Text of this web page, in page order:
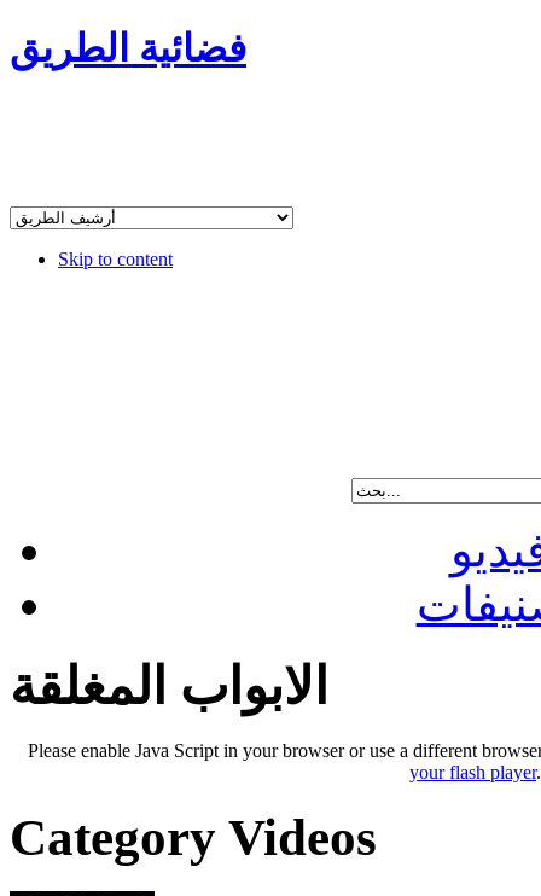
فضائية الطريق
Skip to content
الابواب المغلقة
Please enable Java Script in your browser or use a different
your flash player.
Category Videos